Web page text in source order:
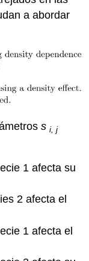
a abordar
s i, j
1 afecta su
2 afecta el
1 afecta el